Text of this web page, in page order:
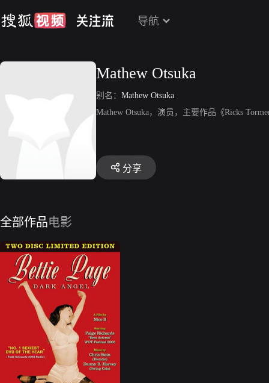
导航
Mathew Otsuka
别名： Mathew Otsuka
Mathew Otsuka，演员，主要作品《Ricks
分享
全部作品电影